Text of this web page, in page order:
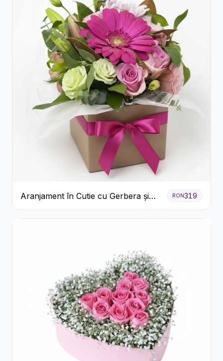
Aranjament în Cutie cu Gerbera și
Trandafiri Roz
RON319